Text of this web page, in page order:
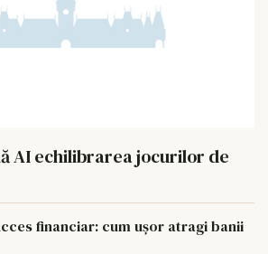
AI echilibrarea jocurilor de
financiar: cum ușor atragi banii